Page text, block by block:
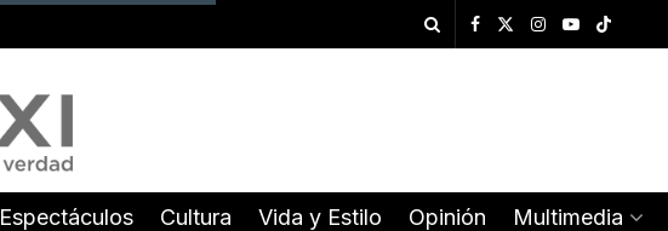
Espectáculos Cultura Vida y Estilo Opinión Multimedia